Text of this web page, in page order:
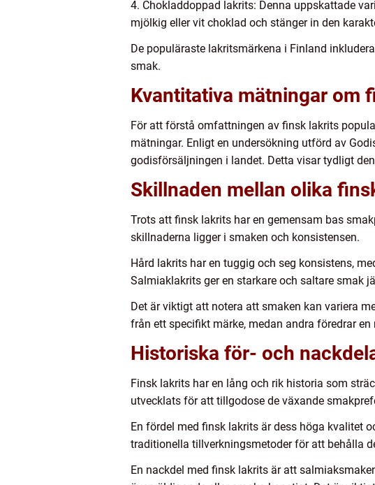
4. Chokladdoppad lakrits: Denna uppskattade
mjölkig eller vit choklad och stänger in den
De populäraste lakritsmärkena i Finland
smak.
Kvantitativa mätningar om
För att förstå omfattningen av finsk lakrits
mätningar. Enligt en undersökning utförd av
godisförsäljningen i landet. Detta visar tydligt
Skillnaden mellan olika
Trots att finsk lakrits har en gemensam bas
skillnaderna ligger i smaken och konsistensen.
Hård lakrits har en tuggig och seg konsistens,
Salmiaklakrits ger en starkare och saltare smak
Det är viktigt att notera att smaken kan variera
från ett specifikt märke, medan andra föredrar
Historiska för- och
Finsk lakrits har en lång och rik historia som
utvecklats för att tillgodose de växande
En fördel med finsk lakrits är dess höga kvalitet
traditionella tillverkningsmetoder för att behålla
En nackdel med finsk lakrits är att